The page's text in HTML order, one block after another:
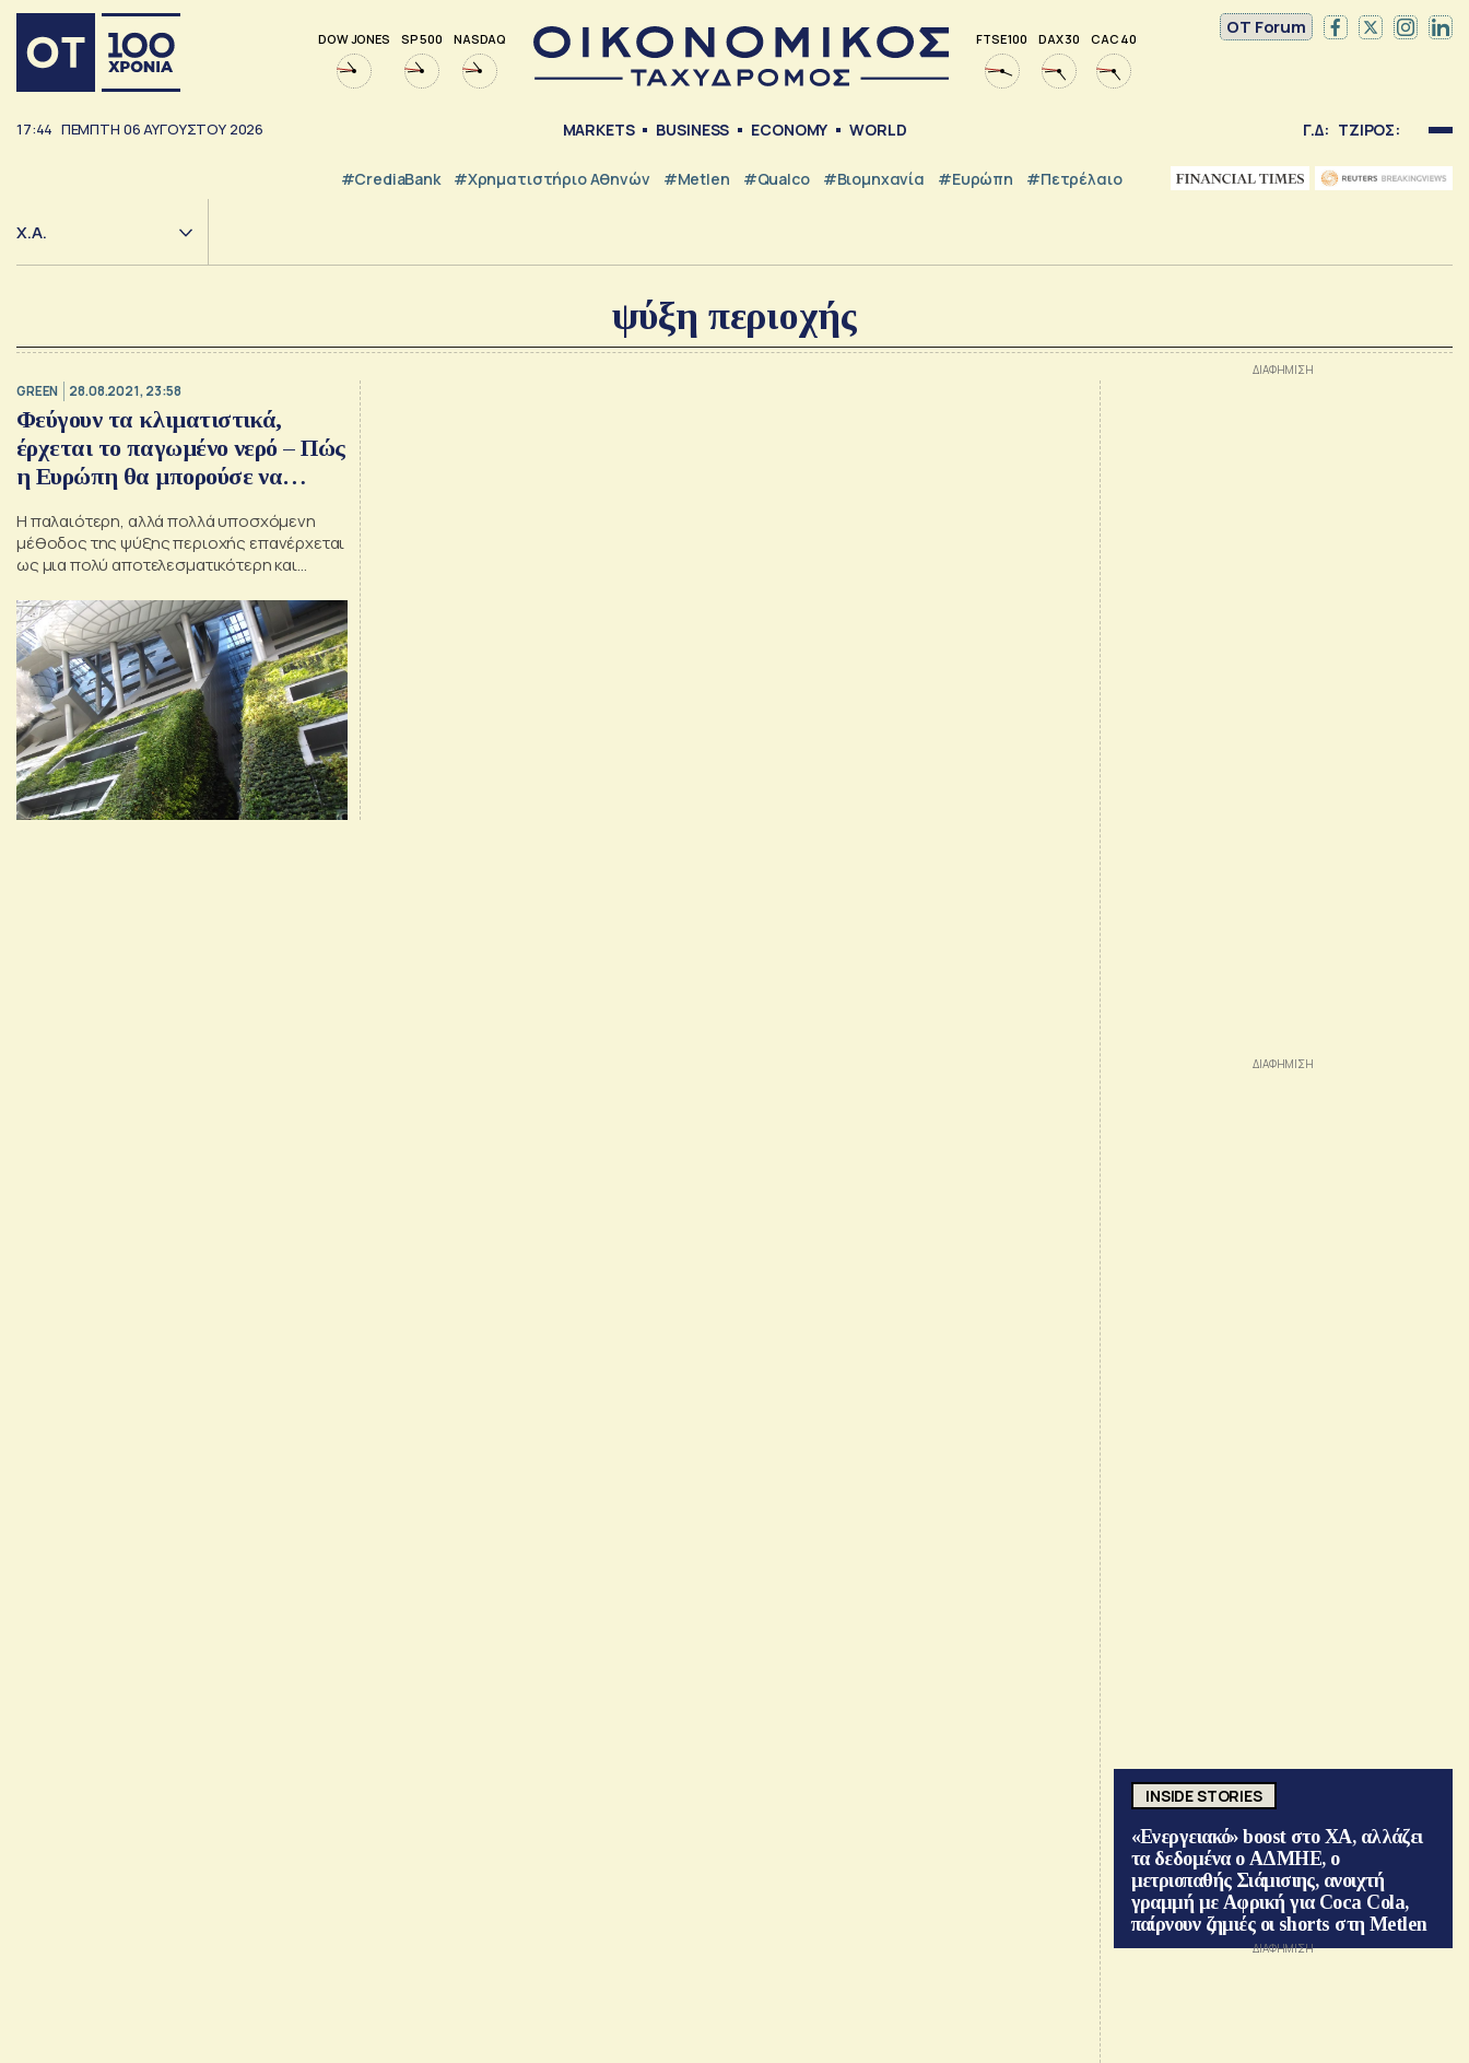
DOW JONES SP 500 NASDAQ FTSE 100 DAX 30 CAC 40
OT Forum
17:44 ΠΕΜΠΤΗ 06ΑΥΓΟΥΣΤΟΥ 2026 MARKETS BUSINESS ECONOMY WORLD Γ.Δ: ΤΖΙΡΟΣ:
#CrediaBank #Χρηματιστήριο Αθηνών #metlen #Qualco #Βιομηχανία #Ευρώπη #Πετρέλαιο
Χ.Α.
ψύξη περιοχής
GREEN 28.08.2021, 23:58
Φεύγουν τα κλιματιστικά,
έρχεται το παγωμένο νερό – Πώς
η Ευρώπη θα μπορούσε να
Η παλαιότερη, αλλά πολλά υποσχόμενη
μέθοδος της ψύξης περιοχής επανέρχεται
ως μια πολύ αποτελεσματικότερη και
κλιματισμού
INSIDE STORIES
«Ενεργειακό» boost στο ΧΑ, αλλάζει
τα δεδομένα ο ΑΔΜΗΕ, ο
μετριοπαθής Σιάμισιης, ανοιχτή
γραμμή με Αφρική για Coca Cola,
παίρνουν ζημιές οι shorts στη Metlen